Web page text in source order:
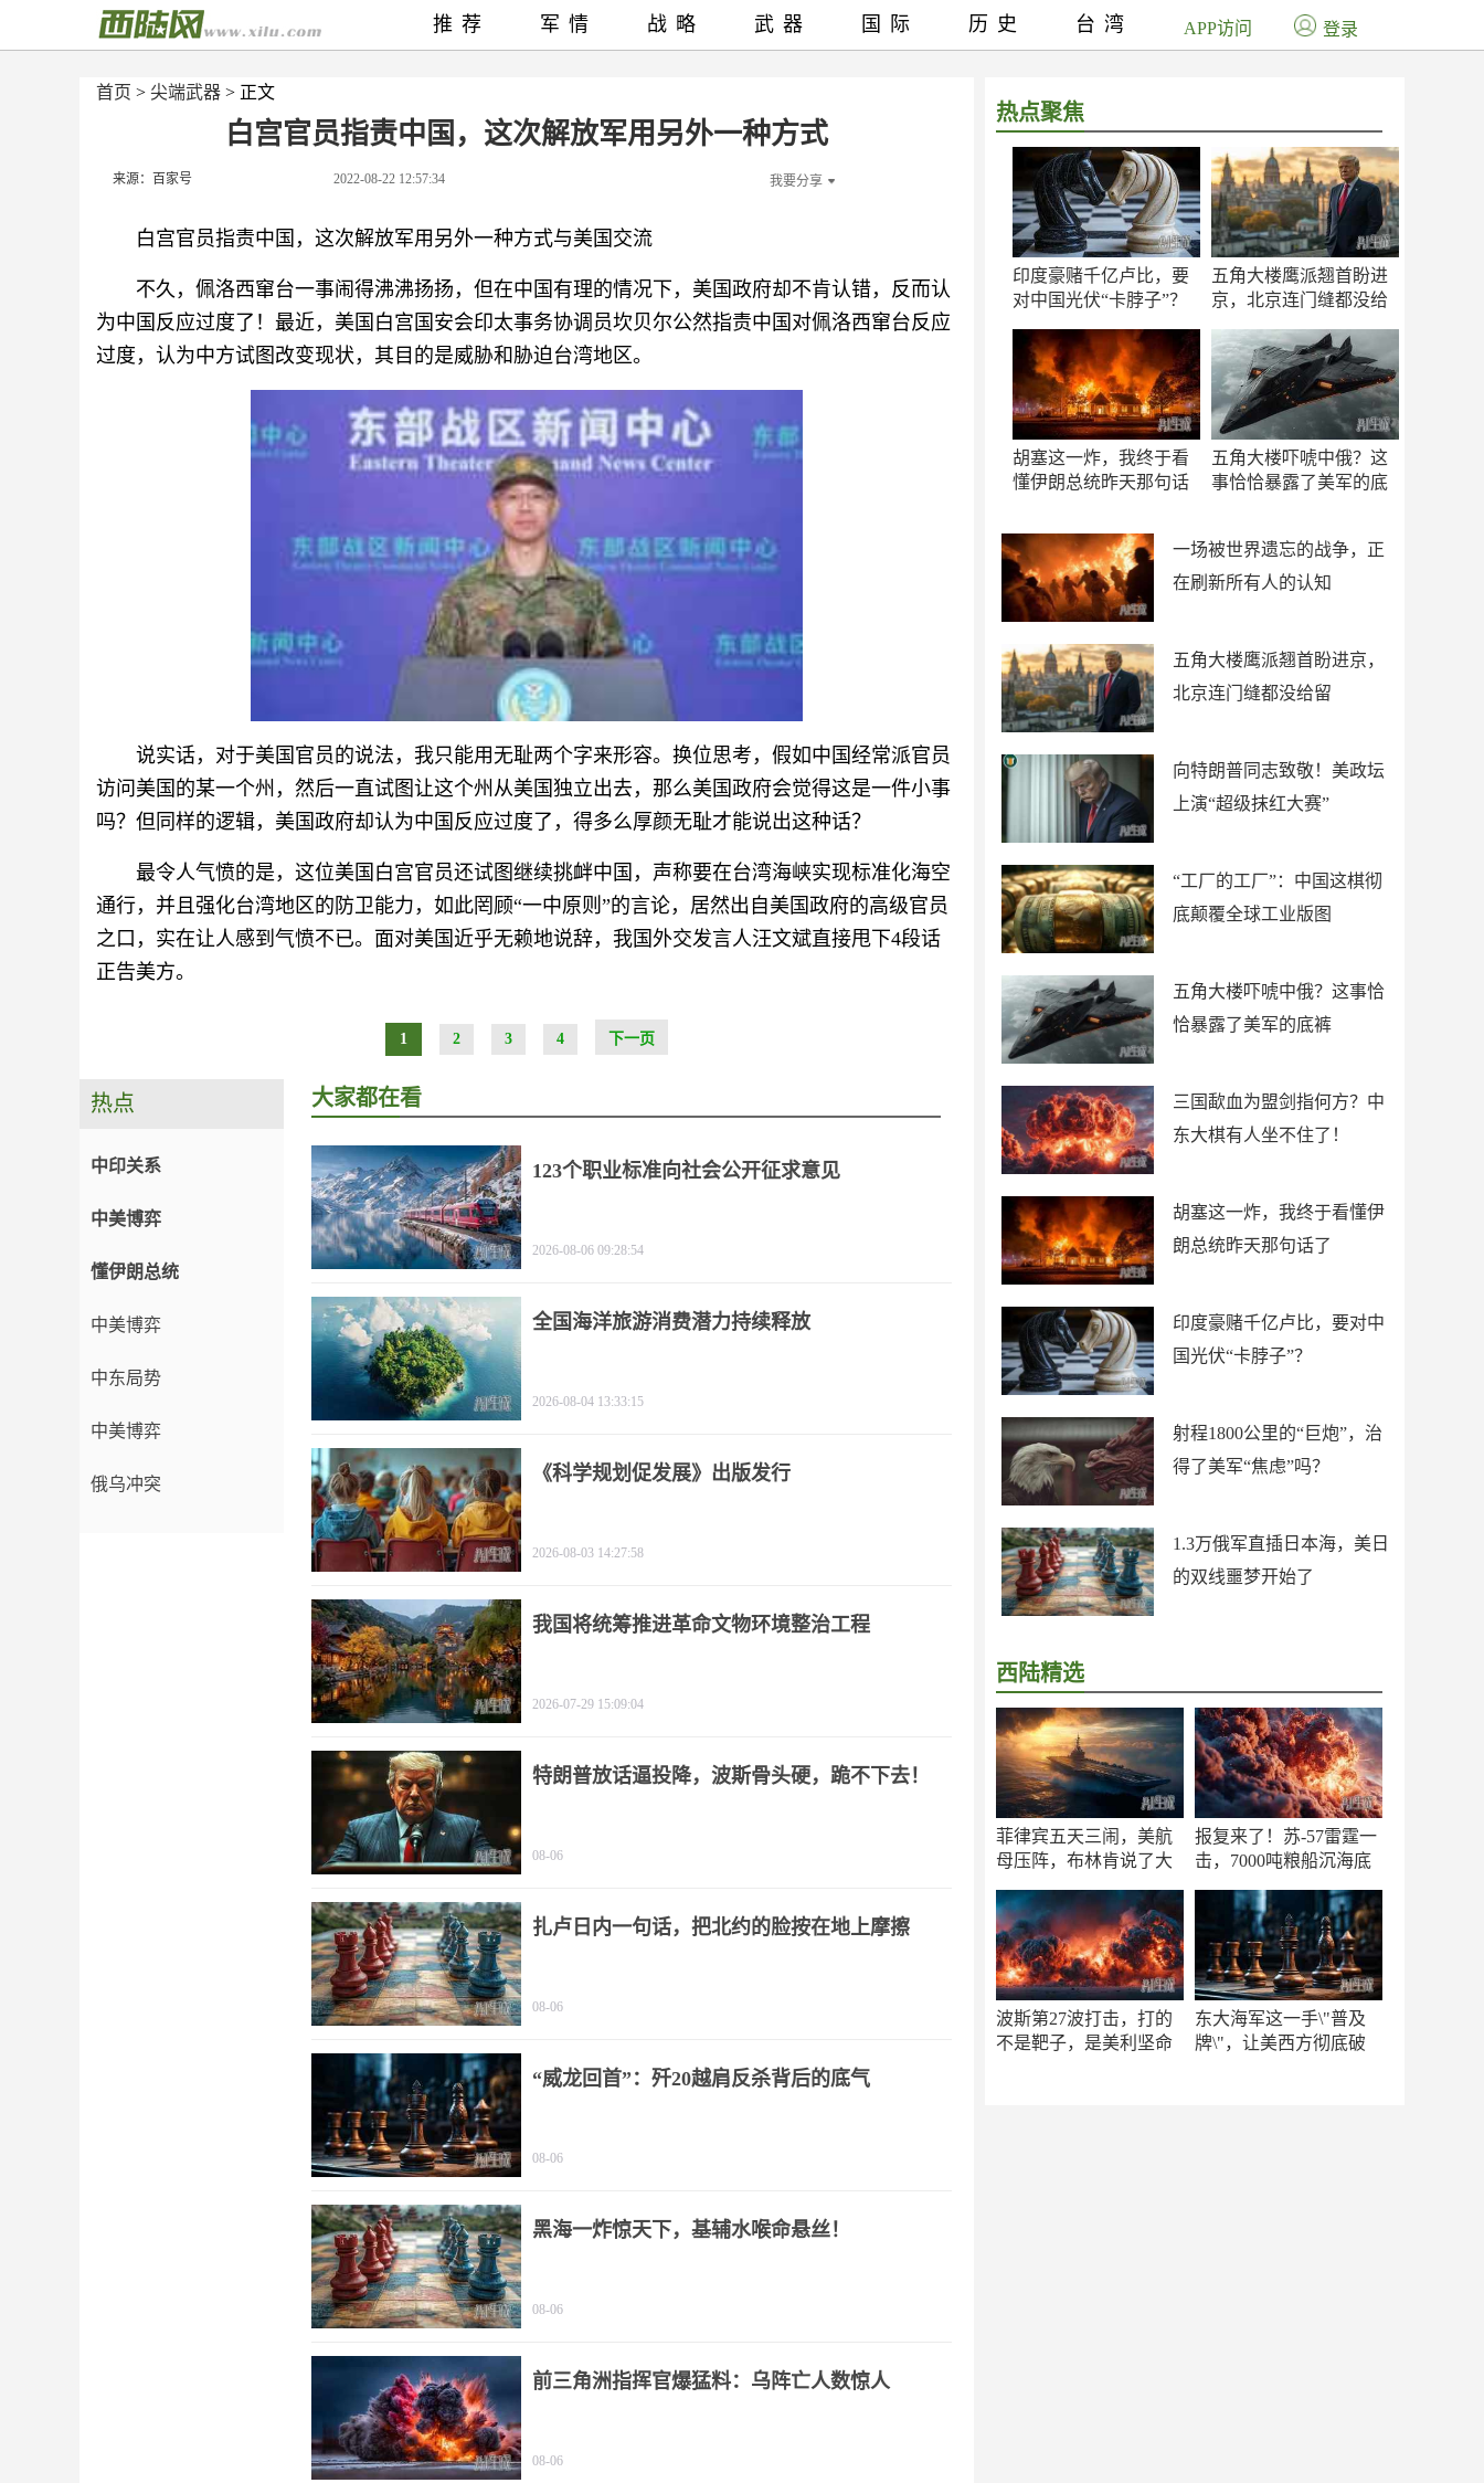
首页 > 尖端武器 > 正文
白宫官员指责中国，这次解放军用另外一种方式
来源：百家号 2022-08-22 12:57:34 我要分享
白宫官员指责中国，这次解放军用另外一种方式与美国交流
不久，佩洛西窜台一事闹得沸沸扬扬，但在中国有理的情况下，美国政府却不肯认错，反而认
为中国反应过度了！最近，美国白宫国安会印太事务协调员坎贝尔公然指责中国对佩洛西窜台反应
过度，认为中方试图改变现状，其目的是威胁和胁迫台湾地区。
说实话，对于美国官员的说法，我只能用无耻两个字来形容。换位思考，假如中国经常派官员
访问美国的某一个州，然后一直试图让这个州从美国独立出去，那么美国政府会觉得这是一件小事
吗？但同样的逻辑，美国政府却认为中国反应过度了，得多么厚颜无耻才能说出这种话？
最令人气愤的是，这位美国白宫官员还试图继续挑衅中国，声称要在台湾海峡实现标准化海空
通行，并且强化台湾地区的防卫能力，如此罔顾“一中原则”的言论，居然出自美国政府的高级官员
之口，实在让人感到气愤不已。面对美国近乎无赖地说辞，我国外交发言人汪文斌直接甩下4段话
正告美方。
1 2 3 4 下一页
热点聚焦
印度豪赌千亿卢比，要
对中国光伏“卡脖子”？
五角大楼鹰派翘首盼进
京，北京连门缝都没给
胡塞这一炸，我终于看
懂伊朗总统昨天那句话
五角大楼吓唬中俄？这
事恰恰暴露了美军的底
一场被世界遗忘的战争，正
在刷新所有人的认知
五角大楼鹰派翘首盼进京，
北京连门缝都没给留
向特朗普同志致敬！美政坛
上演“超级抹红大赛”
“工厂的工厂”：中国这棋彻
底颠覆全球工业版图
五角大楼吓唬中俄？这事恰
恰暴露了美军的底裤
三国歃血为盟剑指何方？中
东大棋有人坐不住了！
胡塞这一炸，我终于看懂伊
朗总统昨天那句话了
印度豪赌千亿卢比，要对中
国光伏“卡脖子”？
射程1800公里的“巨炮”，治
得了美军“焦虑”吗？
1.3万俄军直插日本海，美日
的双线噩梦开始了
西陆精选
菲律宾五天三闹，美航
母压阵，布林肯说了大
报复来了！苏-57雷霆一
击，7000吨粮船沉海底
波斯第27波打击，打的
不是靶子，是美利坚命
东大海军这一手\"普及
牌\"，让美西方彻底破
推荐 军情 战略 武器 国际 历史 台湾 APP访问 登录
热点
中印关系
中美博弈
懂伊朗总统
中美博弈
中东局势
中美博弈
俄乌冲突
大家都在看
123个职业标准向社会公开征求意见
2026-08-06 09:28:54
全国海洋旅游消费潜力持续释放
2026-08-04 13:33:15
《科学规划促发展》出版发行
2026-08-03 14:27:58
我国将统筹推进革命文物环境整治工程
2026-07-29 15:09:04
特朗普放话逼投降，波斯骨头硬，跪不下去！
08-06
扎卢日内一句话，把北约的脸按在地上摩擦
08-06
“威龙回首”：歼20越肩反杀背后的底气
08-06
黑海一炸惊天下，基辅水喉命悬丝！
08-06
前三角洲指挥官爆猛料：乌阵亡人数惊人
08-06